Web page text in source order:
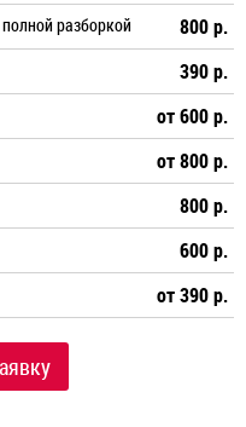
разборкой 800 р.
390 р.
от 600 р.
от 800 р.
800 р.
600 р.
от 390 р.